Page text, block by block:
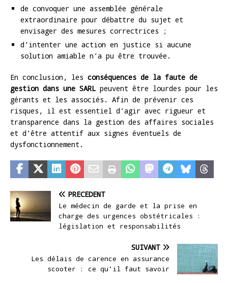
de convoquer une assemblée générale
extraordinaire pour débattre du sujet et
envisager des mesures correctrices ;
d’intenter une action en justice si aucune
solution amiable n’a pu être trouvée.
En conclusion, les conséquences de la faute de
gestion dans une SARL peuvent être lourdes pour les
gérants et les associés. Afin de prévenir ces
risques, il est essentiel d’agir avec rigueur et
transparence dans la gestion des affaires sociales
et d’être attentif aux signes éventuels de
dysfonctionnement.
PRÉCÉDENT
Le médecin de garde et la prise en
charge des urgences obstétricales :
législation et responsabilités
SUIVANT
Les délais de carence en assurance
scooter : ce qu’il faut savoir